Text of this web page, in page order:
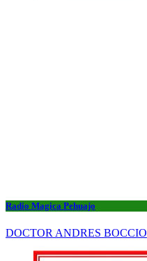
Radio Magica Pehuajo
DOCTOR ANDRES BOCCIO